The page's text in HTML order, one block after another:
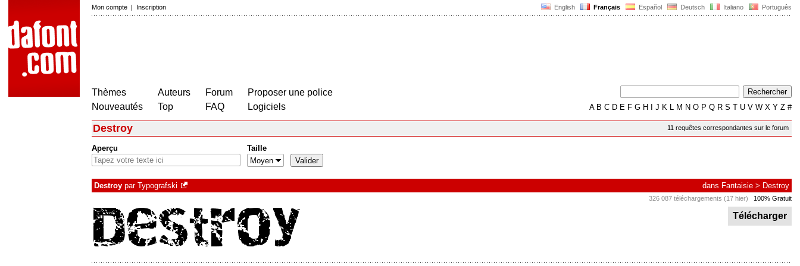
English Français Español Deutsch Italiano Português
Mon compte | Inscription
Thèmes
Nouveautés
Auteurs
Top
Forum
FAQ
Proposer une police
Logiciels
AB C D E F G H J K L M N O P Q R S T U V W X Y Z #
11 requêtes correspondantes sur le forum
Destroy
Aperçu Taille
Destroy par Typografski dans Fantaisie > Destroy
326 087 téléchargements (17 hier) 100% Gratuit
Télécharger